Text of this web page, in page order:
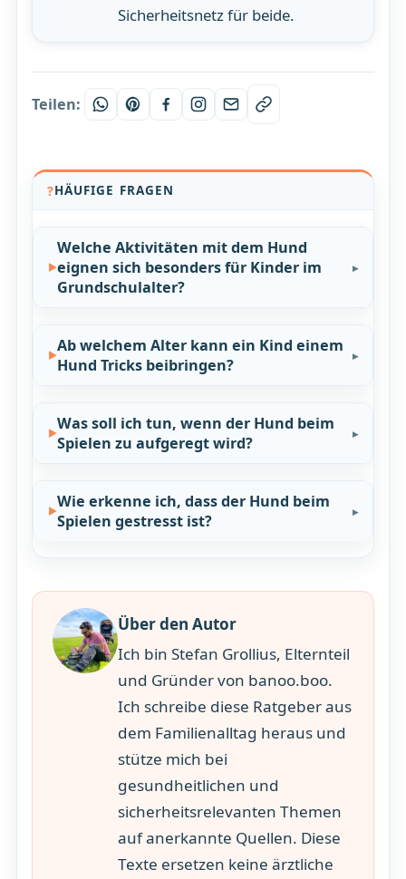
Sicherheitsnetz für beide.
Teilen:
HÄUFIGE FRAGEN
Welche Aktivitäten mit dem Hund
eignen sich besonders für Kinder im
Grundschulalter?
Ab welchem Alter kann ein Kind einem
Hund Tricks beibringen?
Was soll ich tun, wenn der Hund beim
Spielen zu aufgeregt wird?
Wie erkenne ich, dass der Hund beim
Spielen gestresst ist?
Über den Autor
Ich bin Stefan Grollius, Elternteil
und Gründer von banoo.boo.
Ich schreibe diese Ratgeber aus
dem Familienalltag heraus und
stütze mich bei
gesundheitlichen und
sicherheitsrelevanten Themen
auf anerkannte Quellen. Diese
Texte ersetzen keine ärztliche